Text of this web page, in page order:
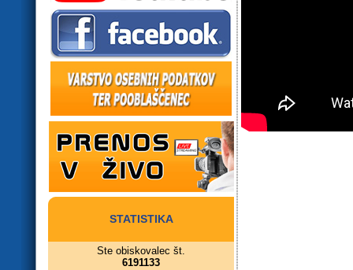
STATISTIKA
Ste obiskovalec št.
6191133